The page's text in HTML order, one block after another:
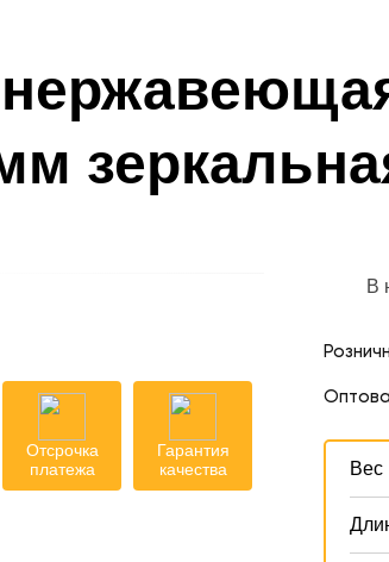
Отсрочка
платежа
Гарантия
качества
В
Вес